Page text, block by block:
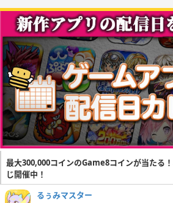
最大300,000コインのGame8コインが当たる
じ開催中！
るぅみマスター